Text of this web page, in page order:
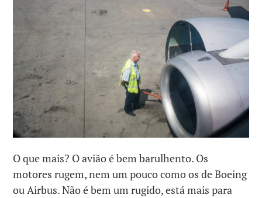
O que mais? O avião é bem barulhento. Os
motores rugem, nem um pouco como os de Boeing
ou Airbus. Não é bem um rugido, está mais para